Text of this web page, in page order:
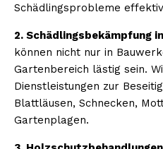
Schädlingsprobleme
2. Schädlingsbekämpfung
können nicht nur in
Gartenbereich lästig sein.
Dienstleistungen zur
Blattläusen, Schnecken,
Gartenplagen.